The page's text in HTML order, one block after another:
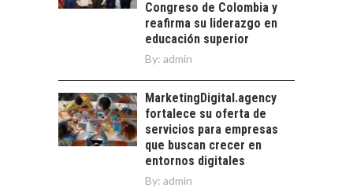
DE LOS RECURSOS
HUMANOS EN LAS
EMPRESAS
CHILENAS
estratégica de los
recursos humanos en
las empresas…
Congreso de Colombia y
reafirma su liderazgo en
educación superior
By: admin
MarketingDigital.agency
fortalece su oferta de
servicios para empresas
que buscan crecer en
entornos digitales
By: admin